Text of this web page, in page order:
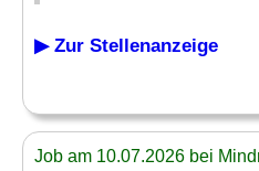
▶ Zur Stellenanzeige
Job am 10.07.2026 bei